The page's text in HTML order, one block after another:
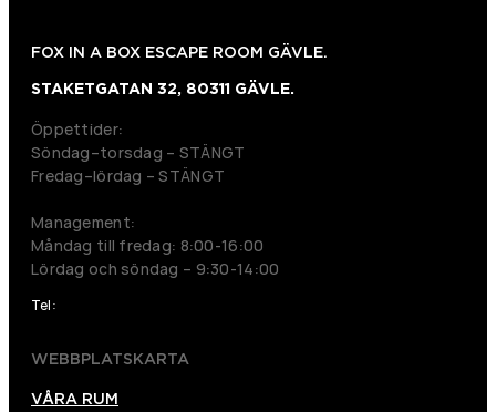
FOX IN A BOX ESCAPE ROOM GÄVLE.
STAKETGATAN 32, 80311 GÄVLE.
Öppettider:
Söndag–torsdag – STÄNGT
Fredag–lördag – STÄNGT
Management:
Måndag till fredag: 8:00-16:00
Lördag och söndag – 9:30-14:00
Tel:
WEBBPLATSKARTA
VÅRA RUM